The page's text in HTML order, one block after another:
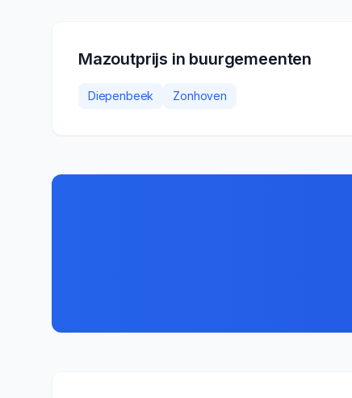
Mazoutprijs in buurgemeenten
Diepenbeek Zonhoven